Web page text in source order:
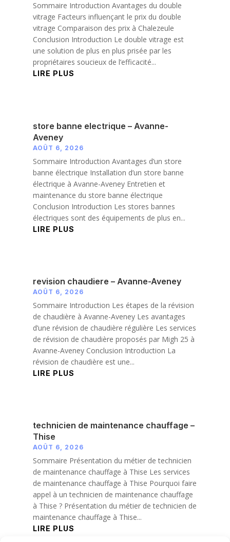
Sommaire Introduction Avantages du double
vitrage Facteurs influençant le prix du double
vitrage Comparaison des prix à Chalezeule
Conclusion Introduction Le double vitrage est
une solution de plus en plus prisée par les
propriétaires soucieux de l’efficacité...
LIRE PLUS
store banne electrique – Avanne-
Aveney
AOÛT 6, 2026
Sommaire Introduction Avantages d’un store
banne électrique Installation d’un store banne
électrique à Avanne-Aveney Entretien et
maintenance du store banne électrique
Conclusion Introduction Les stores bannes
électriques sont des équipements de plus en...
LIRE PLUS
revision chaudiere – Avanne-Aveney
AOÛT 6, 2026
Sommaire Introduction Les étapes de la révision
de chaudière à Avanne-Aveney Les avantages
d’une révision de chaudière régulière Les services
de révision de chaudière proposés par Migh 25 à
Avanne-Aveney Conclusion Introduction La
révision de chaudière est une...
LIRE PLUS
technicien de maintenance chauffage –
Thise
AOÛT 6, 2026
Sommaire Présentation du métier de technicien
de maintenance chauffage à Thise Les services
de maintenance chauffage à Thise Pourquoi faire
appel à un technicien de maintenance chauffage
à Thise ? Présentation du métier de technicien de
maintenance chauffage à Thise...
LIRE PLUS